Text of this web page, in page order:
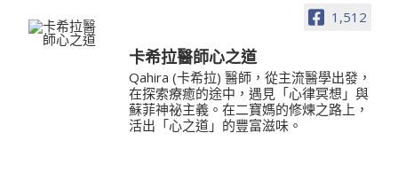
1,512
卡希拉醫師心之道
Qahira (卡希拉) 醫師，從主流醫學出發，
在探索療癒的途中，遇見「心律冥想」與
蘇菲神祕主義。在二寶媽的修煉之路上，
活出「心之道」的豐富滋味。